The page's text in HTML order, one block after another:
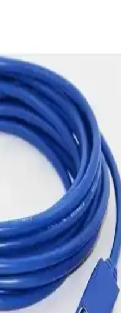
uygun fiyat ve kolay kurulum
Hız ve dayanıklılık
uygun seçim yapılmalı.
Rugged USB-C 2TB
ve Hız
sürücüsü STHY2000800 ile
HDD STFR2000800
dayanıklılığı, USB-
ve ek hizmetleri karşılaştırır.
Özellikler ve
depolama, yedekleme ve
seçenekleri ve
uygun çözümler sağlar.
Disk İncelemesi ve